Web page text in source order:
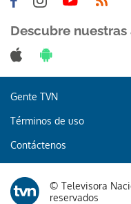
Gracias por
Descubre nuestras
Gente TVN
Términos de uso
Contáctenos
© Televisora
reservados